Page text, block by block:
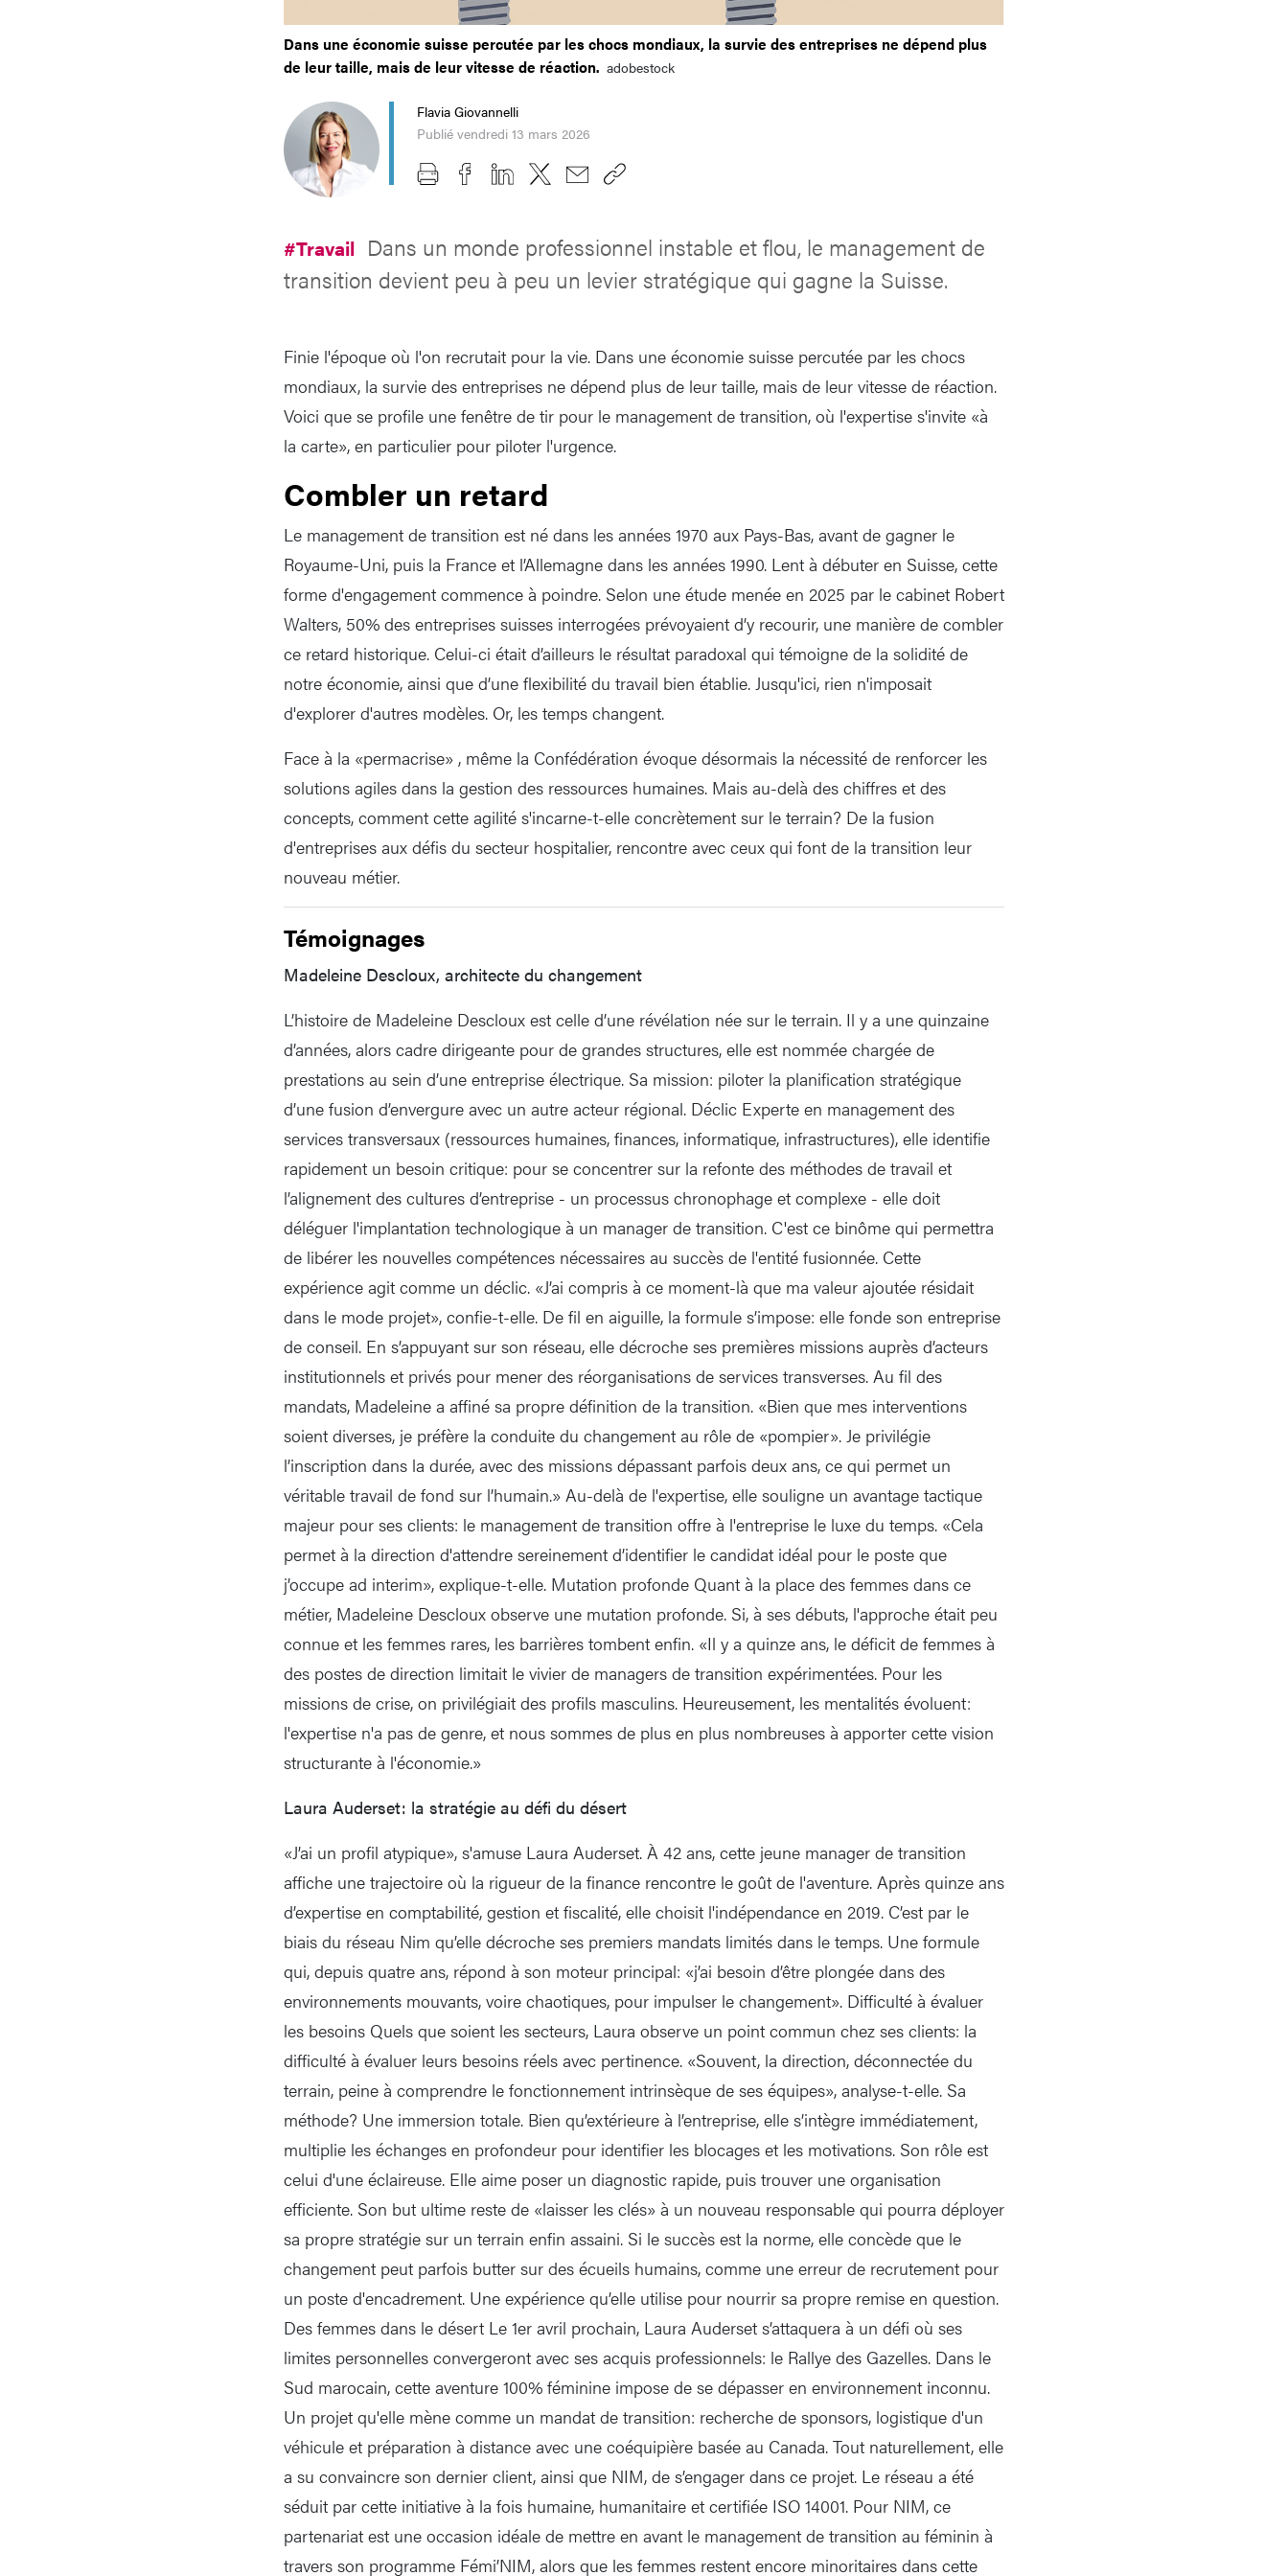
Dans une économie suisse percutée par les chocs mondiaux, la survie des entreprises ne dépend plus
de leur taille, mais de leur vitesse de réaction. adobestock
Flavia Giovannelli
Publié vendredi 13 mars 2026
#Travail Dans un monde professionnel instable et flou, le management de
transition devient peu à peu un levier stratégique qui gagne la Suisse.
Finie l'époque où l'on recrutait pour la vie. Dans une économie suisse percutée par les chocs
mondiaux, la survie des entreprises ne dépend plus de leur taille, mais de leur vitesse de réaction.
Voici que se profile une fenêtre de tir pour le management de transition, où l'expertise s'invite «à
la carte», en particulier pour piloter l'urgence.
Combler un retard
Le management de transition est né dans les années 1970 aux Pays-Bas, avant de gagner le
Royaume-Uni, puis la France et l’Allemagne dans les années 1990. Lent à débuter en Suisse, cette
forme d'engagement commence à poindre. Selon une étude menée en 2025 par le cabinet Robert
Walters, 50% des entreprises suisses interrogées prévoyaient d’y recourir, une manière de combler
ce retard historique. Celui-ci était d’ailleurs le résultat paradoxal qui témoigne de la solidité de
notre économie, ainsi que d’une flexibilité du travail bien établie. Jusqu'ici, rien n'imposait
d'explorer d'autres modèles. Or, les temps changent.
Face à la «permacrise» , même la Confédération évoque désormais la nécessité de renforcer les
solutions agiles dans la gestion des ressources humaines. Mais au-delà des chiffres et des
concepts, comment cette agilité s'incarne-t-elle concrètement sur le terrain? De la fusion
d'entreprises aux défis du secteur hospitalier, rencontre avec ceux qui font de la transition leur
nouveau métier.
Témoignages
Madeleine Descloux, architecte du changement
L’histoire de Madeleine Descloux est celle d’une révélation née sur le terrain. Il y a une quinzaine
d’années, alors cadre dirigeante pour de grandes structures, elle est nommée chargée de
prestations au sein d’une entreprise électrique. Sa mission: piloter la planification stratégique
d’une fusion d’envergure avec un autre acteur régional. Déclic Experte en management des
services transversaux (ressources humaines, finances, informatique, infrastructures), elle identifie
rapidement un besoin critique: pour se concentrer sur la refonte des méthodes de travail et
l’alignement des cultures d’entreprise - un processus chronophage et complexe - elle doit
déléguer l'implantation technologique à un manager de transition. C'est ce binôme qui permettra
de libérer les nouvelles compétences nécessaires au succès de l'entité fusionnée. Cette
expérience agit comme un déclic. «J’ai compris à ce moment-là que ma valeur ajoutée résidait
dans le mode projet», confie-t-elle. De fil en aiguille, la formule s’impose: elle fonde son entreprise
de conseil. En s’appuyant sur son réseau, elle décroche ses premières missions auprès d’acteurs
institutionnels et privés pour mener des réorganisations de services transverses. Au fil des
mandats, Madeleine a affiné sa propre définition de la transition. «Bien que mes interventions
soient diverses, je préfère la conduite du changement au rôle de «pompier». Je privilégie
l’inscription dans la durée, avec des missions dépassant parfois deux ans, ce qui permet un
véritable travail de fond sur l’humain.» Au-delà de l'expertise, elle souligne un avantage tactique
majeur pour ses clients: le management de transition offre à l'entreprise le luxe du temps. «Cela
permet à la direction d'attendre sereinement d’identifier le candidat idéal pour le poste que
j’occupe ad interim», explique-t-elle. Mutation profonde Quant à la place des femmes dans ce
métier, Madeleine Descloux observe une mutation profonde. Si, à ses débuts, l'approche était peu
connue et les femmes rares, les barrières tombent enfin. «Il y a quinze ans, le déficit de femmes à
des postes de direction limitait le vivier de managers de transition expérimentées. Pour les
missions de crise, on privilégiait des profils masculins. Heureusement, les mentalités évoluent:
l'expertise n'a pas de genre, et nous sommes de plus en plus nombreuses à apporter cette vision
structurante à l'économie.»
Laura Auderset: la stratégie au défi du désert
«J’ai un profil atypique», s'amuse Laura Auderset. À 42 ans, cette jeune manager de transition
affiche une trajectoire où la rigueur de la finance rencontre le goût de l'aventure. Après quinze ans
d’expertise en comptabilité, gestion et fiscalité, elle choisit l'indépendance en 2019. C’est par le
biais du réseau Nim qu’elle décroche ses premiers mandats limités dans le temps. Une formule
qui, depuis quatre ans, répond à son moteur principal: «j’ai besoin d’être plongée dans des
environnements mouvants, voire chaotiques, pour impulser le changement». Difficulté à évaluer
les besoins Quels que soient les secteurs, Laura observe un point commun chez ses clients: la
difficulté à évaluer leurs besoins réels avec pertinence. «Souvent, la direction, déconnectée du
terrain, peine à comprendre le fonctionnement intrinsèque de ses équipes», analyse-t-elle. Sa
méthode? Une immersion totale. Bien qu’extérieure à l’entreprise, elle s’intègre immédiatement,
multiplie les échanges en profondeur pour identifier les blocages et les motivations. Son rôle est
celui d'une éclaireuse. Elle aime poser un diagnostic rapide, puis trouver une organisation
efficiente. Son but ultime reste de «laisser les clés» à un nouveau responsable qui pourra déployer
sa propre stratégie sur un terrain enfin assaini. Si le succès est la norme, elle concède que le
changement peut parfois butter sur des écueils humains, comme une erreur de recrutement pour
un poste d'encadrement. Une expérience qu’elle utilise pour nourrir sa propre remise en question.
Des femmes dans le désert Le 1er avril prochain, Laura Auderset s’attaquera à un défi où ses
limites personnelles convergeront avec ses acquis professionnels: le Rallye des Gazelles. Dans le
Sud marocain, cette aventure 100% féminine impose de se dépasser en environnement inconnu.
Un projet qu'elle mène comme un mandat de transition: recherche de sponsors, logistique d'un
véhicule et préparation à distance avec une coéquipière basée au Canada. Tout naturellement, elle
a su convaincre son dernier client, ainsi que NIM, de s’engager dans ce projet. Le réseau a été
séduit par cette initiative à la fois humaine, humanitaire et certifiée ISO 14001. Pour NIM, ce
partenariat est une occasion idéale de mettre en avant le management de transition au féminin à
travers son programme Fémi’NIM, alors que les femmes restent encore minoritaires dans cette